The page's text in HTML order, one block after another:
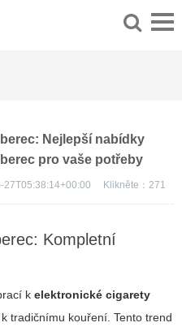
Nejlepší nabídky
pro vaše potřeby
27T05:38:14+00:00 Klikněte： 271
Kompletní
k elektronické cigarety
tradičnímu kouření. Tento trend